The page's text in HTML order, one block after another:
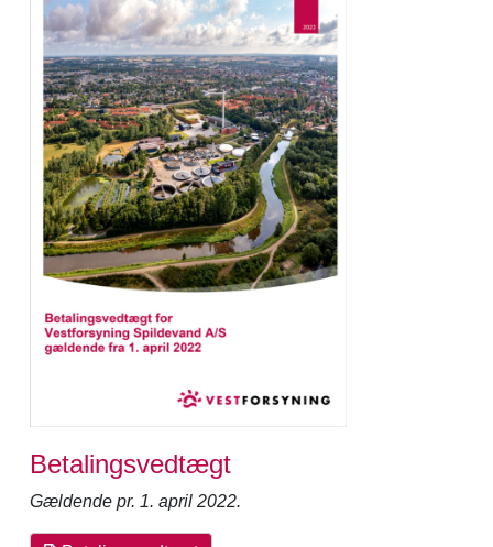
Betalingsvedtægt
Gældende pr. 1. april 2022.